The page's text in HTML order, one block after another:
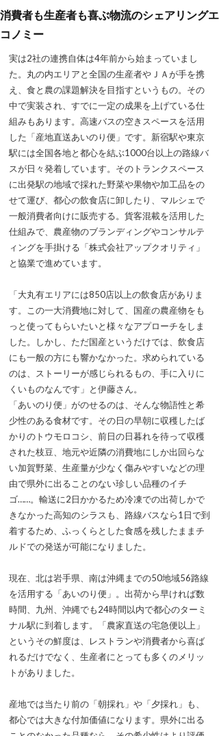
消費者も生産者も喜ぶ物流のシェアリングエ
コノミー
実は2社の連携自体は4年前から始まっていまし
た。丸の内エリアと全国の生産者やＪＡが手を携
え、食と農の課題解決を目指すというもの。その
中で実装され、すでに一定の成果を上げている仕
組みもあります。高速バスの空きスペースを活用
した「産地直送あいのり便」です。新宿駅や東京
駅には全国各地と都心を結ぶ1000台以上の路線バ
スが日々発着しています。そのトランクスペース
に出発駅の地域で採れた野菜や果物や加工品をの
せて運び、都心の飲食店に卸したり、マルシェで
一般消費者向けに販売する。貨客混載を活用した
仕組みで、農産物のブランディングやコンサルテ
ィングを手掛ける「株式会社アップクオリティ」
と協業で進めています。
「大丸有エリアには850店以上の飲食店がありま
す。この一大消費地に対して、国産の農産物をも
っと使ってもらいたいと様々なアプローチをしま
した。しかし、ただ国産というだけでは、飲食店
にも一般の方にも響かなかった。求められている
のは、ストーリーが感じられるもの、手に入りに
くいものなんです」と伊藤さん。
「あいのり便」がのせるのは、そんな物語性と希
少性のある食材です。その日の早朝に収穫したば
かりのトウモロコシ、前日の日暮れを待って収穫
された枝豆、地元や近隣の消費地にしか出回らな
い加賀野菜、生産量が少なく傷みやすいなどの理
由で県外に出ることのない珍しい品種のイチ
ゴ……。輸送に2日かかるため冷凍での出荷しかで
きなかった高知のシラスも、路線バスなら1日で到
着するため、ふっくらとした食感を残したままチ
ルドでの発送が可能になりました。
現在、北は岩手県、南は沖縄までの50地域56路線
を活用する「あいのり便」。出荷から早ければ数
時間、九州、沖縄でも24時間以内で都心のターミ
ナル駅に到着します。「農家直送の宅急便以上」
というその鮮度は、レストランや消費者から喜ば
れるだけでなく、生産者にとっても多くのメリッ
トがありました。
産地では当たり前の「朝採れ」や「夕採れ」も、
都心では大きな付加価値になります。県外に出る